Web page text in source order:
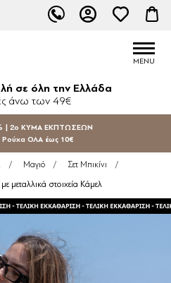
σε όλη την Ελλάδα
άνω των 49€
| 2ο ΚΥΜΑ ΕΚΠΤΩΣΕΩΝ
Ρούχα ΟΛΑ έως 10€
/ Μαγιό / Σετ Μπικίνι /
μεταλλικά στοιχεία Κάμελ